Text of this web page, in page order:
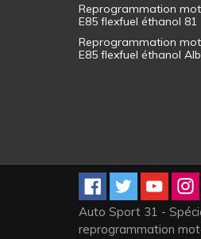
Reprogrammation
E85 flexfuel éthanol 81
Reprogrammation
E85 flexfuel éthanol
Auto Sport 31 -
reprogrammation